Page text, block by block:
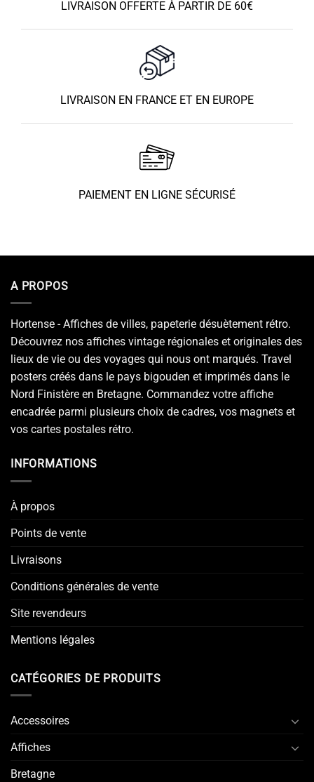
LIVRAISON OFFERTE À PARTIR DE 60€
LIVRAISON EN FRANCE ET EN EUROPE
PAIEMENT EN LIGNE SÉCURISÉ
A PROPOS
Hortense - Affiches de villes, papeterie désuètement rétro.
Découvrez nos affiches vintage régionales et originales des
lieux de vie ou des voyages qui nous ont marqués. Travel
posters créés dans le pays bigouden et imprimés dans le
Nord Finistère en Bretagne. Commandez votre affiche
encadrée parmi plusieurs choix de cadres, vos magnets et
vos cartes postales rétro.
INFORMATIONS
À propos
Points de vente
Livraisons
Conditions générales de vente
Site revendeurs
Mentions légales
CATÉGORIES DE PRODUITS
Accessoires
Affiches
Bretagne